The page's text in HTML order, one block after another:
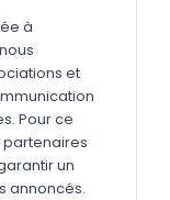
à
et
Pour ce
partenaires
un
annoncés.